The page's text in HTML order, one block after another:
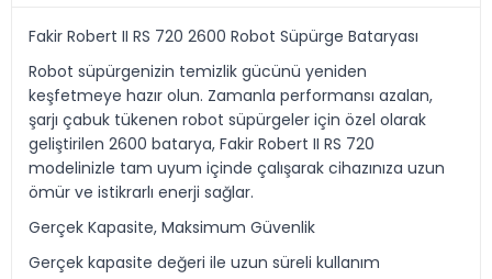
Fakir Robert II RS 720 2600 Robot Süpürge Bataryası
Robot süpürgenizin temizlik gücünü yeniden
keşfetmeye hazır olun. Zamanla performansı azalan,
şarjı çabuk tükenen robot süpürgeler için özel olarak
geliştirilen 2600 batarya, Fakir Robert II RS 720
modelinizle tam uyum içinde çalışarak cihazınıza uzun
ömür ve istikrarlı enerji sağlar.
Gerçek Kapasite, Maksimum Güvenlik
Gerçek kapasite değeri ile uzun süreli kullanım